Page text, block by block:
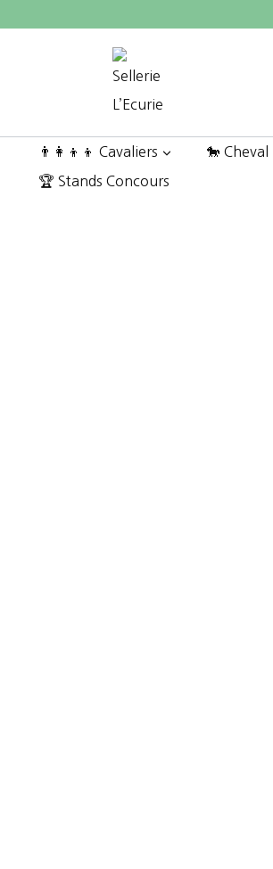
👨‍👩‍👦‍👦 Cavaliers 🐎 Cheval
🏆 Stands Concours